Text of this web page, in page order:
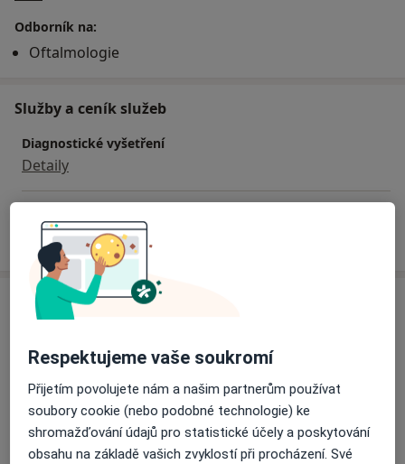
zdokonaluje se v nitrooční kataraktové chirurgii.
Od června 2010 pracuje MUDr. Eva Jarošová rovněž v
očním a estetickém centru Vratimov a Frýdlant nad
využitím řezu elektrokauterem.
Je držitelkou Diplomu celoživotního vzdělávání, její
atestační práce se věnovala očním projevům
roztroušené sklerózy se zaměřením na OCT
diagnostiku.
Odborník na:
Oftalmologie
Služby a ceník služeb
Diagnostické vyšetření
Detaily
Jak fungují ceny?
Adresa
Soukromá ordinace
Vratimov
Přiblížit mapuse otevře v nové záložce
Respektujeme vaše soukromí
Přijetím povolujete nám a našim partnerům používat
soubory cookie (nebo podobné technologie) ke
shromažďování údajů pro statistické účely a poskytování
obsahu na základě vašich zvyklostí při procházení. Své